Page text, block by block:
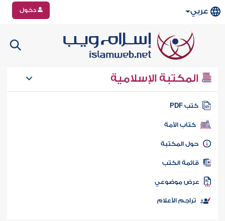
عربي دخول
المكتبة الإسلامية
كتب PDF
كتاب الأمة
المكتبة
الكتب
موضوعي